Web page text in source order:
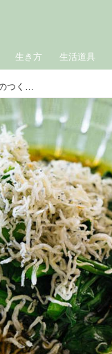
生き方 生活道具
初夏のさっぱり副菜「クレソンとじゃこのおひたし」のつくり方。さわやかな香りとほのかな辛みを“和風だし”で楽しむひと皿｜松田美智子の季節の仕事